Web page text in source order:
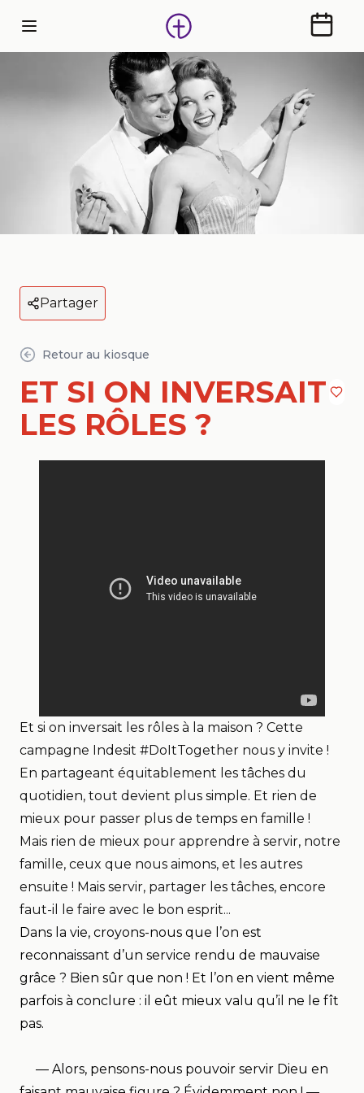
Partager
Retour au kiosque
ET SI ON INVERSAIT
LES RÔLES ?
Et si on inversait les rôles à la maison ? Cette
campagne Indesit #DoItTogether nous y invite !
En partageant équitablement les tâches du
quotidien, tout devient plus simple. Et rien de
mieux pour passer plus de temps en famille !
Mais rien de mieux pour apprendre à servir, notre
famille, ceux que nous aimons, et les autres
ensuite ! Mais servir, partager les tâches, encore
faut-il le faire avec le bon esprit...
Dans la vie, croyons-nous que l’on est
reconnaissant d’un service rendu de mauvaise
grâce ? Bien sûr que non ! Et l’on en vient même
parfois à conclure : il eût mieux valu qu’il ne le fît
pas.
— Alors, pensons-nous pouvoir servir Dieu en